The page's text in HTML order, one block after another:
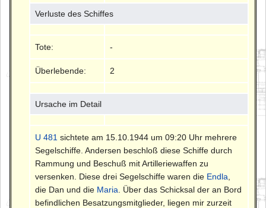
Verluste des Schiffes
Tote: -
Überlebende: 2
Ursache im Detail
U 481 sichtete am 15.10.1944 um 09:20 Uhr mehrere
Segelschiffe. Andersen beschloß diese Schiffe durch
Rammung und Beschuß mit Artilleriewaffen zu
versenken. Diese drei Segelschiffe waren die Endla
die Dan und die Maria . Über das Schicksal der an Bord
befindlichen Besatzungsmitglieder, liegen mir zurzeit